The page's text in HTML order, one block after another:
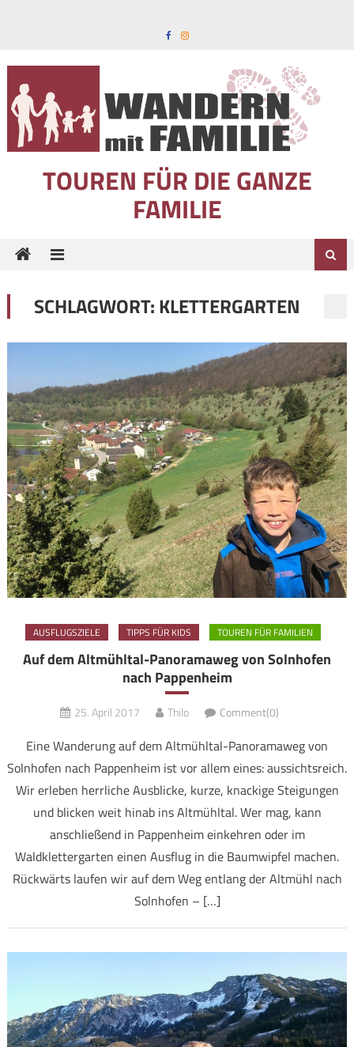
TOUREN FÜR DIE GANZE
FAMILIE
SCHLAGWORT:KLETTERGARTEN
AUSFLUGSZIELE TIPPS FÜR KIDS TOUREN FÜR FAMILIEN
Auf dem Altmühltal-Panoramaweg von Solnhofen
nach Pappenheim
25. April 2017 Thilo Comment(0)
Eine Wanderung auf dem Altmühltal-Panoramaweg von
Solnhofen nach Pappenheim ist vor allem eines: aussichtsreich.
Wir erleben herrliche Ausblicke, kurze, knackige Steigungen
und blicken weit hinab ins Altmühltal. Wer mag, kann
anschließend in Pappenheim einkehren oder im
Waldklettergarten einen Ausflug in die Baumwipfel machen.
Rückwärts laufen wir auf dem Weg entlang der Altmühl nach
Solnhofen – […]